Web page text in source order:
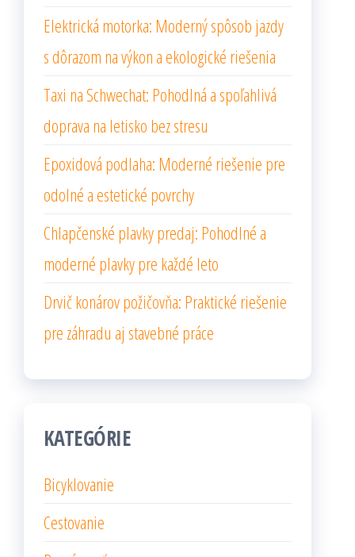
Elektrická motorka: Moderný spôsob jazdy
s dôrazom na výkon a ekologické riešenia
Taxi na Schwechat: Pohodlná a spoľahlivá
doprava na letisko bez stresu
Epoxidová podlaha: Moderné riešenie pre
odolné a estetické povrchy
Chlapčenské plavky predaj: Pohodlné a
moderné plavky pre každé leto
Drvič konárov požičovňa: Praktické riešenie
pre záhradu aj stavebné práce
KATEGÓRIE
Bicyklovanie
Cestovanie